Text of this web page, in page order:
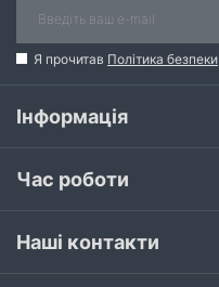
Я прочитав Політика безпеки
Інформація
Час роботи
Наші контакти